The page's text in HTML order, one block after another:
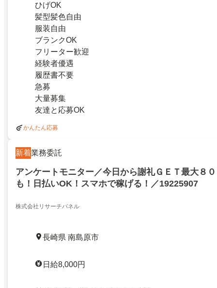
ひげOK
髪型髪色自由
服装自由
ブランクOK
フリーター歓迎
経験者優遇
履歴書不要
急募
大量募集
友達と応募OK
かんたん応募
新着業務委託
アンケートモニター／今日から謝礼ＧＥＴ最大８
も！日払いOK！スマホで稼げる！／19225907
株式会社リサーチパネル
長崎県 南島原市
日給8,000円